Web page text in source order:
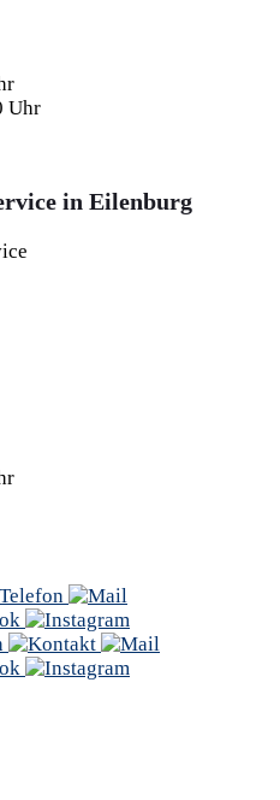
Uhr
in Eilenburg